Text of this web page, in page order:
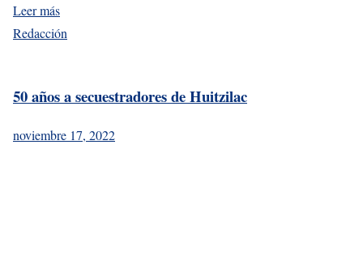
Leer más
Redacción
50 años a secuestradores de Huitzilac
noviembre 17, 2022